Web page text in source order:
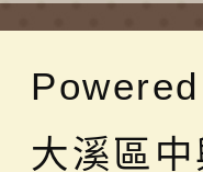
大溪區